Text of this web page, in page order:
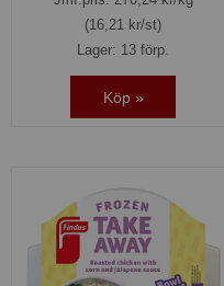
(16,21 kr/st)
Lager: 13 förp.
Köp »